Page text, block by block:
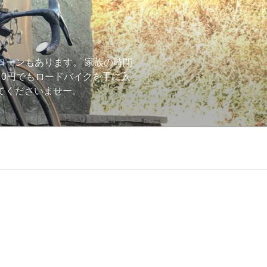
ーンもあります。 家族の時間
円でもロードバイクを手に入
くださいませー。